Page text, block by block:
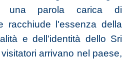
una parola carica di
racchiude l'essenza della
e dell'identità dello Sri
arrivano nel paese,